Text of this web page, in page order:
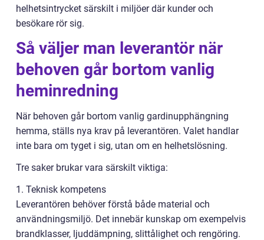
helhetsintrycket särskilt i miljöer där kunder och
besökare rör sig.
Så väljer man leverantör när
behoven går bortom vanlig
heminredning
När behoven går bortom vanlig gardinupphängning
hemma, ställs nya krav på leverantören. Valet handlar
inte bara om tyget i sig, utan om en helhetslösning.
Tre saker brukar vara särskilt viktiga:
1. Teknisk kompetens
Leverantören behöver förstå både material och
användningsmiljö. Det innebär kunskap om exempelvis
brandklasser, ljuddämpning, slittålighet och rengöring.